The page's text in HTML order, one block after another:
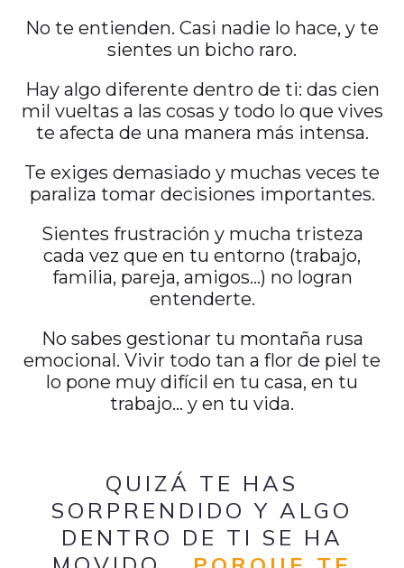
No te entienden. Casi nadie lo hace, y te
sientes un bicho raro.
Hay algo diferente dentro de ti: das cien
mil vueltas a las cosas y todo lo que vives
te afecta de una manera más intensa.
Te exiges demasiado y muchas veces te
paraliza tomar decisiones importantes.
Sientes frustración y mucha tristeza
cada vez que en tu entorno (trabajo,
familia, pareja, amigos…) no logran
entenderte.
No sabes gestionar tu montaña rusa
emocional. Vivir todo tan a flor de piel te
lo pone muy difícil en tu casa, en tu
trabajo... y en tu vida.
QUIZÁ TE HAS
SORPRENDIDO Y ALGO
DENTRO DE TI SE HA